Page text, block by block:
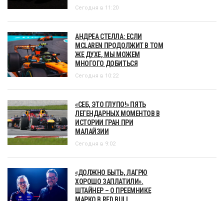
Сегодня в 11:20
АНДРЕА СТЕЛЛА: ЕСЛИ
MCLAREN ПРОДОЛЖИТ В ТОМ
ЖЕ ДУХЕ, МЫ МОЖЕМ
МНОГОГО ДОБИТЬСЯ
Сегодня в 10:22
«СЕБ, ЭТО ГЛУПО!» ПЯТЬ
ЛЕГЕНДАРНЫХ МОМЕНТОВ В
ИСТОРИИ ГРАН ПРИ
МАЛАЙЗИИ
Сегодня в 9:02
«ДОЛЖНО БЫТЬ, ЛАГРЮ
ХОРОШО ЗАПЛАТИЛИ».
ШТАЙНЕР – О ПРЕЕМНИКЕ